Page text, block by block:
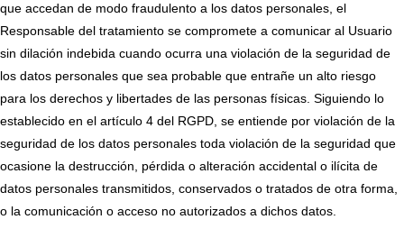
que accedan de modo fraudulento a los datos personales, el
Responsable del tratamiento se compromete a comunicar al Usuario
sin dilación indebida cuando ocurra una violación de la seguridad de
los datos personales que sea probable que entrañe un alto riesgo
para los derechos y libertades de las personas físicas. Siguiendo lo
establecido en el artículo 4 del RGPD, se entiende por violación de la
seguridad de los datos personales toda violación de la seguridad que
ocasione la destrucción, pérdida o alteración accidental o ilícita de
datos personales transmitidos, conservados o tratados de otra forma,
o la comunicación o acceso no autorizados a dichos datos.